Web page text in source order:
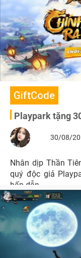
GiftCode
Playpark tặng
30/08/
Nhân dịp Thần
quý độc giả
hấp dẫn.